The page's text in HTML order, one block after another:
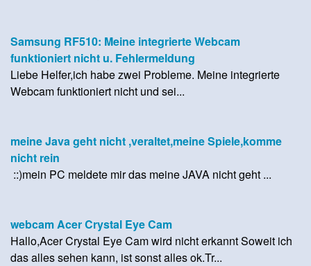
Samsung RF510: Meine integrierte Webcam
funktioniert nicht u. Fehlermeldung
Liebe Helfer,ich habe zwei Probleme. Meine integrierte
Webcam funktioniert nicht und sei...
meine Java geht nicht ,veraltet,meine Spiele,komme
nicht rein
::)mein PC meldete mir das meine JAVA nicht geht ...
webcam Acer Crystal Eye Cam
Hallo,Acer Crystal Eye Cam wird nicht erkannt Soweit ich
das alles sehen kann, ist sonst alles ok.Tr...